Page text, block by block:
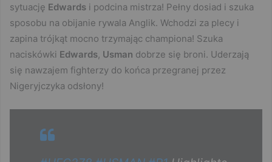
sytuację Edwards i podcina mistrza! Pełny dosiad i szuka
sposobu na obijanie rywala Anglik. Wchodzi za plecy i
zapina trójkąt mocno trzymając championa! Szuka
naciskówki Edwards, Usman dobrze się broni. Uderzają
się nawzajem fighterzy do końca przegranej przez
Nigeryjczyka odsłony!